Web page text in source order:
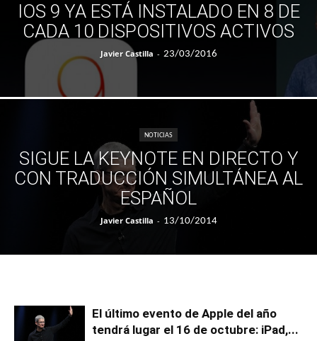
IOS 9 YA ESTÁ INSTALADO EN 8 DE
CADA 10 DISPOSITIVOS ACTIVOS
Javier Castilla - 23/03/2016
NOTICIAS
SIGUE LA KEYNOTE EN DIRECTO Y
CON TRADUCCIÓN SIMULTÁNEA AL
ESPAÑOL
Javier Castilla - 13/10/2014
El último evento de Apple del año
tendrá lugar el 16 de octubre: iPad,...